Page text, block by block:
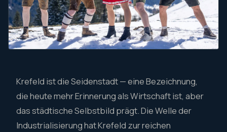
Krefeld ist die Seidenstadt — eine Bezeichnung,
die heute mehr Erinnerung als Wirtschaft ist, aber
das städtische Selbstbild prägt. Die Welle der
Industrialisierung hat Krefeld zur reichen